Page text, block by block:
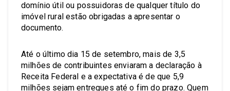
domínio útil ou possuidoras de qualquer título do
imóvel rural estão obrigadas a apresentar o
documento.
Até o último dia 15 de setembro, mais de 3,5
milhões de contribuintes enviaram a declaração à
Receita Federal e a expectativa é de que 5,9
milhões sejam entregues até o fim do prazo. Quem